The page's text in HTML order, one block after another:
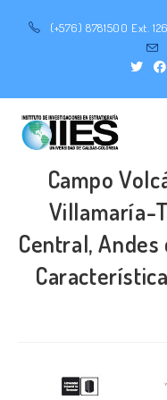
(+576) 8781500 Ext.
Campo
Villamaría-
Central,